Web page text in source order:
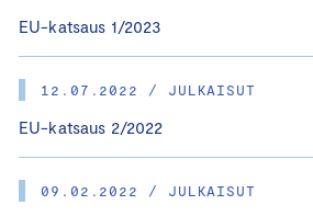
EU-katsaus 1/2023
12.07.2022 / JULKAISUT
EU-katsaus 2/2022
09.02.2022 / JULKAISUT